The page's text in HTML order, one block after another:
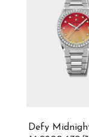
Defy